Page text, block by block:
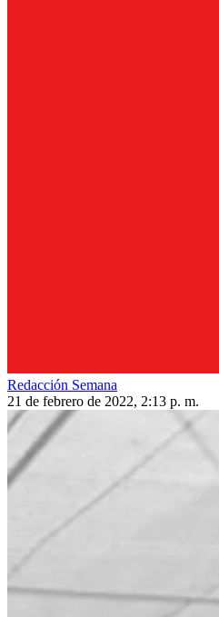
Redacción Semana
21 de febrero de 2022, 2:13 p. m.